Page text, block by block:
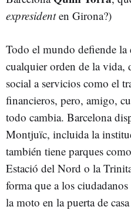
expresidenten Girona?)
Todo el mundo defiende la
cualquier orden de la vida,
social a servicios como el
financieros, pero, amigo,
todo cambia. Barcelona
Montjuïc, incluida la
también tiene parques
Estació del Nord o la
forma que a los
la moto en la puerta de